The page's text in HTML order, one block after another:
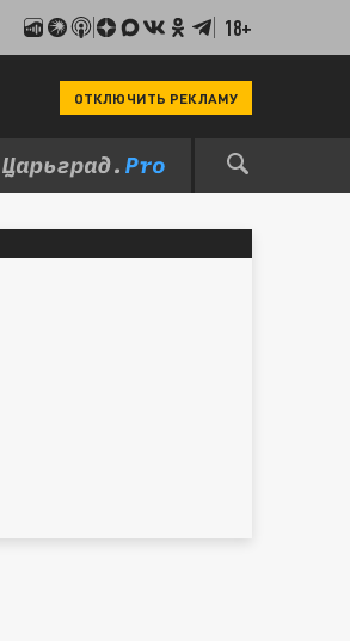
18+
ОТКЛЮЧИТЬ РЕКЛАМУ